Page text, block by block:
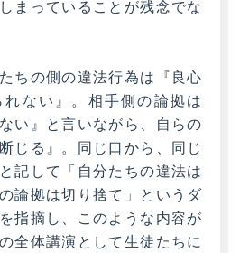
まっていることが残念でな
ちの側の違法行為は『良心
ない』。相手側の論拠は
い』と言いながら、自らの
じる』。同じ口から、同じ
記して「自分たちの違法は
論拠は切り捨て」というダ
指摘し、このような内容が
全体講演として生徒たちに